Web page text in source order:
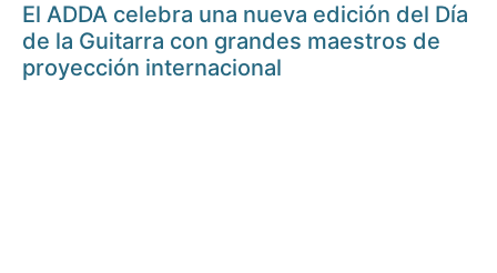
El ADDA celebra una nueva edición del Día
de la Guitarra con grandes maestros de
proyección internacional